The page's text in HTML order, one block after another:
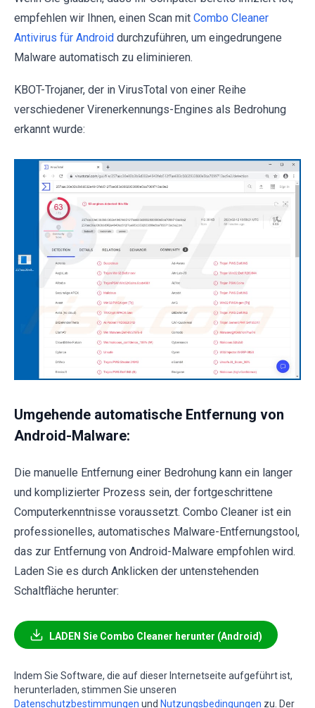
empfehlen wir Ihnen, einen Scan mit Combo Cleaner
Antivirus für Android durchzuführen, um eingedrungene
Malware automatisch zu eliminieren.
KBOT-Trojaner, der in VirusTotal von einer Reihe
verschiedener Virenerkennungs-Engines als Bedrohung
erkannt wurde:
Umgehende automatische Entfernung von
Android-Malware:
Die manuelle Entfernung einer Bedrohung kann ein langer
und komplizierter Prozess sein, der fortgeschrittene
Computerkenntnisse voraussetzt. Combo Cleaner ist ein
professionelles, automatisches Malware-Entfernungstool,
das zur Entfernung von Android-Malware empfohlen wird.
Laden Sie es durch Anklicken der untenstehenden
Schaltfläche herunter:
LADEN Sie Combo Cleaner herunter (Android)
Indem Sie Software, die auf dieser Internetseite aufgeführt ist,
herunterladen, stimmen Sie unseren
Datenschutzbestimmungen und Nutzungsbedingungen zu. Der